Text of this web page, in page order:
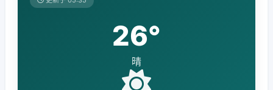
26°
晴